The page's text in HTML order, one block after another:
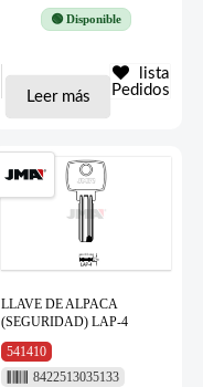
🟢 Disponible
Leer más
lista
Pedidos
LLAVE DE ALPACA
(SEGURIDAD) LAP-4
541410
8422513035133